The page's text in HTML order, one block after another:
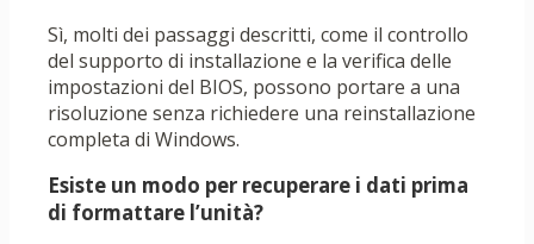
Sì, molti dei passaggi descritti, come il controllo
del supporto di installazione e la verifica delle
impostazioni del BIOS, possono portare a una
risoluzione senza richiedere una reinstallazione
completa di Windows.
Esiste un modo per recuperare i dati prima
di formattare l’unità?